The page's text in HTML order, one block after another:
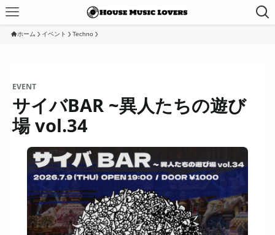
ホーム イベント Techno
EVENT
サイバBAR ~異人たちの遊び
場 vol.34